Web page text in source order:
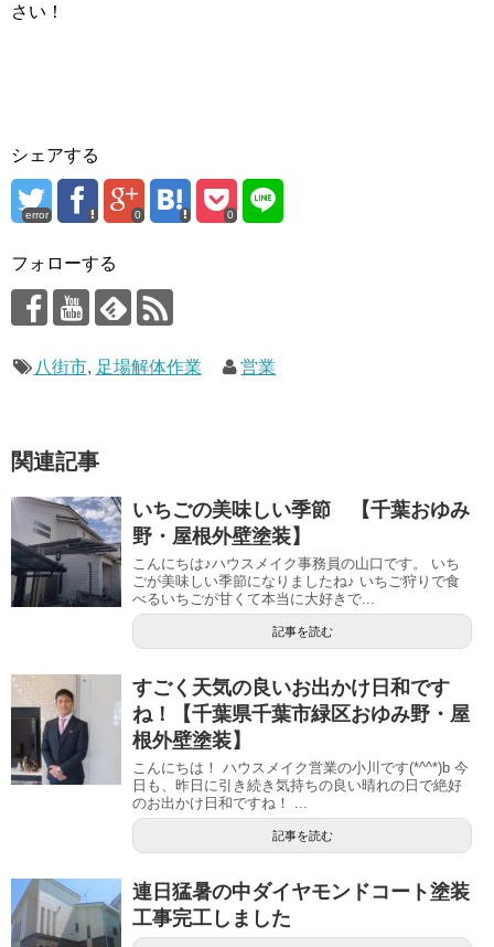
さい！
シェアする
error 0 0
フォローする
八街市, 足場解体作業 営業
関連記事
いちごの美味しい季節 【千葉おゆみ
野・屋根外壁塗装】
こんにちは♪ハウスメイク事務員の山口です。 いち
ごが美味しい季節になりましたね♪ いちご狩りで食
べるいちごが甘くて本当に大好きで...
記事を読む
すごく天気の良いお出かけ日和です
ね！【千葉県千葉市緑区おゆみ野・屋
根外壁塗装】
こんにちは！ ハウスメイク営業の小川です(*^^*)b 今
日も、昨日に引き続き気持ちの良い晴れの日で絶好
のお出かけ日和ですね！ ...
記事を読む
連日猛暑の中ダイヤモンドコート塗装
工事完工しました